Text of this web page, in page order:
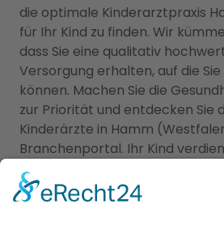
die optimale Kinderarztpraxis
für Ihr Kind zu finden. Wir
dass Sie eine qualitativ
Versorgung erhalten, auf die
können. Machen Sie die
zur Priorität und entdecken Sie
Kinderärzte in Hamm
Branchenportal. Ihr Kind
bestmögliche Betreuung –
um die passende